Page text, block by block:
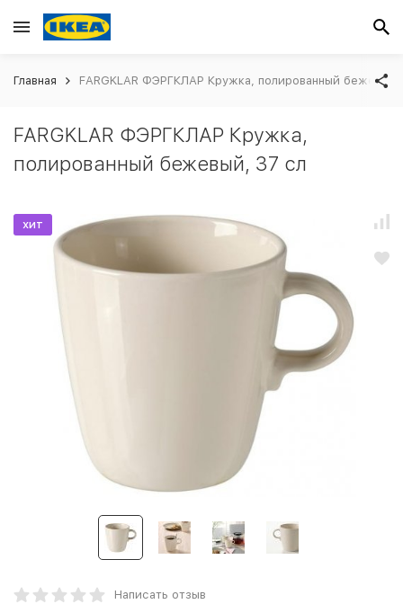
Главная FARGKLAR ФЭРГКЛАР Кружка, полированный
FARGKLAR ФЭРГКЛАР Кружка,
полированный бежевый, 37 сл
хит
Написать отзыв